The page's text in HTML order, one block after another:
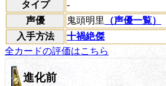
タイプ
-
声優
鬼頭明里
（声優一覧）
入手方法
十禍絶傑
全カードの評価はこちら
進化前